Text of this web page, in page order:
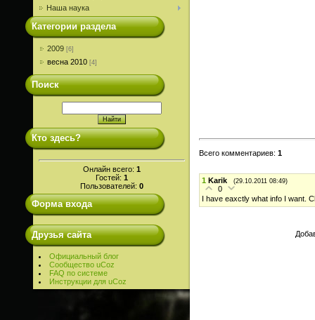
Наша наука
Категории раздела
2009 [6]
весна 2010 [4]
Поиск
Кто здесь?
Онлайн всего: 1
Гостей: 1
Пользователей: 0
Форма входа
Друзья сайта
Официальный блог
Сообщество uCoz
FAQ по системе
Инструкции для uCoz
Всего комментариев: 1
1 Karik (29.10.2011 08:49)
0
I have eaxctly what info I want.